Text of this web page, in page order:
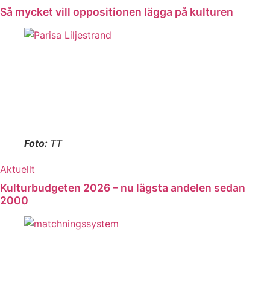
Så mycket vill oppositionen lägga på kulturen
Foto: TT
Aktuellt
Kulturbudgeten 2026 – nu lägsta andelen sedan
2000